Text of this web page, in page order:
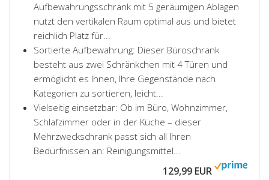
Aufbewahrungsschrank mit 5 geräumigen Ablagen
nutzt den vertikalen Raum optimal aus und bietet
reichlich Platz für...
Sortierte Aufbewahrung: Dieser Büroschrank
besteht aus zwei Schränkchen mit 4 Türen und
ermöglicht es Ihnen, Ihre Gegenstände nach
Kategorien zu sortieren, leicht...
Vielseitig einsetzbar: Ob im Büro, Wohnzimmer,
Schlafzimmer oder in der Küche – dieser
Mehrzweckschrank passt sich all Ihren
Bedürfnissen an: Reinigungsmittel...
129,99 EUR